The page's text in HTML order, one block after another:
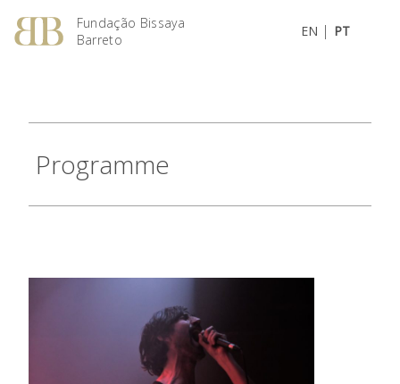
Fundação Bissaya
Barreto
EN | PT
Programme